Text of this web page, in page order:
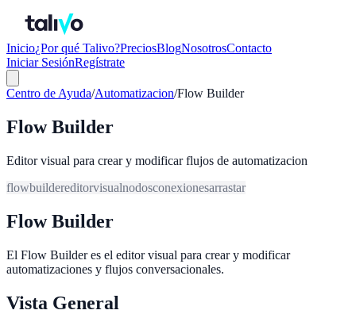
Inicio¿Por qué Talivo?PreciosBlogNosotrosContacto
Iniciar SesiónRegístrate
Centro de Ayuda/Automatizacion/Flow Builder
Flow Builder
Editor visual para crear y modificar flujos de automatizacion
flowbuildereditorvisualnodosconexionesarrastar
Flow Builder
El Flow Builder es el editor visual para crear y modificar
automatizaciones y flujos conversacionales.
Vista General